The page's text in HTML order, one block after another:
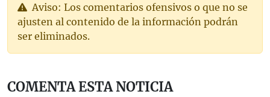
Aviso: Los comentarios ofensivos o que no se
ajusten al contenido de la información podrán
ser eliminados.
COMENTA ESTA NOTICIA